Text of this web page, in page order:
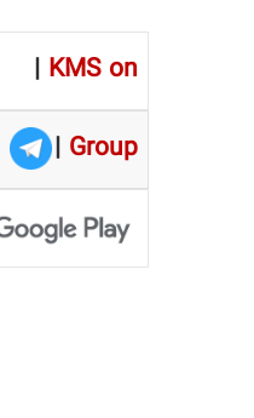
| KMS on
| Group